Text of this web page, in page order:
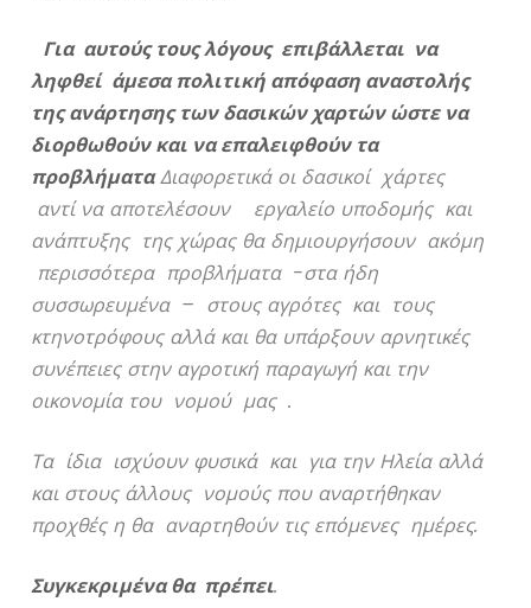
Για αυτούς τους λόγους επιβάλλεται να
ληφθεί άμεσα πολιτική απόφαση αναστολής
της ανάρτησης των δασικών χαρτών ώστε να
διορθωθούν και να επαλειφθούν τα
προβλήματαΔιαφορετικά οι δασικοί χάρτες
αντί να αποτελέσουν εργαλείο υποδομής και
ανάπτυξης της χώρας θα δημιουργήσουν ακόμη
περισσότερα προβλήματα -στα ήδη
συσσωρευμένα – στους αγρότες και τους
κτηνοτρόφους αλλά και θα υπάρξουν αρνητικές
συνέπειες στην αγροτική παραγωγή και την
οικονομία του νομού μας .
Τα ίδια ισχύουν φυσικά και για την Ηλεία αλλά
και στους άλλους νομούς που αναρτήθηκαν
προχθές η θα αναρτηθούν τις επόμενες ημέρες.
Συγκεκριμένα θα πρέπει.